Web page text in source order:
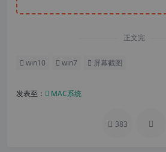
正文完
win10 win7 屏幕截图
发表至： MAC系统
383